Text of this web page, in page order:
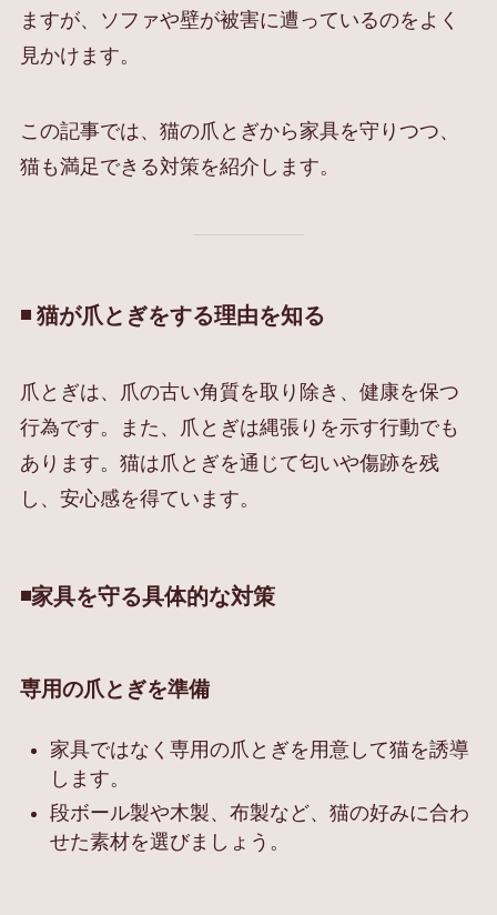
ますが、ソファや壁が被害に遭っているのをよく
見かけます。
この記事では、猫の爪とぎから家具を守りつつ、
猫も満足できる対策を紹介します。
◾️ 猫が爪とぎをする理由を知る
爪とぎは、爪の古い角質を取り除き、健康を保つ
行為です。また、爪とぎは縄張りを示す行動でも
あります。猫は爪とぎを通じて匂いや傷跡を残
し、安心感を得ています。
◾️家具を守る具体的な対策
専用の爪とぎを準備
家具ではなく専用の爪とぎを用意して猫を誘導
します。
段ボール製や木製、布製など、猫の好みに合わ
せた素材を選びましょう。